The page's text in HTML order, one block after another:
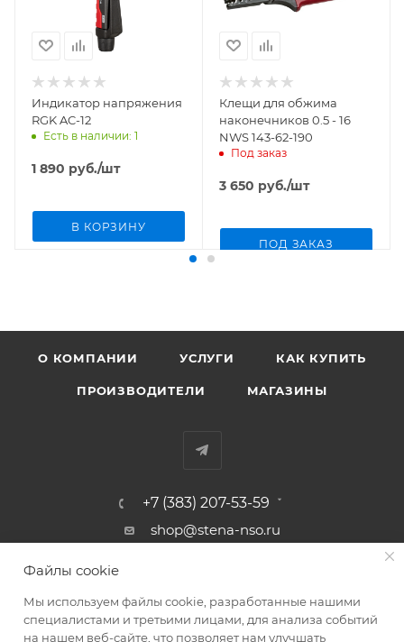
Индикатор напряжения
RGK AC-12
Есть в наличии: 1
1 890 руб./шт
В КОРЗИНУ
Клещи для обжима
наконечников 0.5 - 16
NWS 143-62-190
Под заказ
3 650 руб./шт
ПОД ЗАКАЗ
О КОМПАНИИ УСЛУГИ КАК КУПИТЬ
ПРОИЗВОДИТЕЛИ МАГАЗИНЫ
+7 (383) 207-53-59
shop@stena-nso.ru
г.Новосибирск ул.Восход, 26/1
ПОЛИТИКА КОНФИДЕНЦИАЛЬНОСТИ
Файлы cookie
Мы используем файлы cookie, разработанные нашими
специалистами и третьими лицами, для анализа событий
на нашем веб-сайте, что позволяет нам улучшать